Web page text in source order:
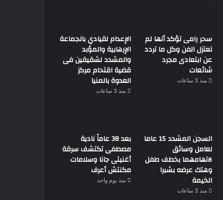
سحر رامى تؤكد أنها لم
تعتزل الفن وكل ما تردد
عن ابتعادى مجرد
شائعات
منذ 3 ساعات
الإعدام لقيادي بالجماعة
الإرهابية والمؤبد
والمشدد لشقيقين فى
قضية اقتحام مركز
العدوة بالمنيا
منذ 3 ساعات
السجن المشدد 15 عاما
لعامل وسائق
لاتهامهما بخطف طفل
وهتك عرضه بشبرا
الخيمة
منذ 3 ساعات
بعد 38 عاماً نادية
مصطفى تكتشف سرقة
أغنيتى جانا وسلامات
مكنتش أعرف
منذ يوم واحد